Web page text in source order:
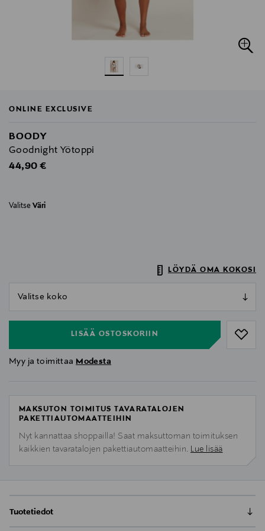
ONLINE EXCLUSIVE
BOODY
Goodnight Yötoppi
Original Price
44,90 €
Valitse Väri
LÖYDÄ OMA KOKOSI
LISÄÄ OSTOSKORIIN
Myy ja toimittaa Modesta
MAKSUTON TOIMITUS TAVARATALOJEN
PAKETTIAUTOMAATTEIHIN
Nyt kannattaa shoppailla! Saat maksuttoman toimituksen
kaikkien tavaratalojen pakettiautomaatteihin. Lue lisää
Tuotetiedot